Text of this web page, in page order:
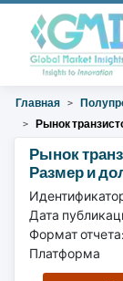
Главная
Рынок
Рынок
Размер и
Дата
Формат
Платформа